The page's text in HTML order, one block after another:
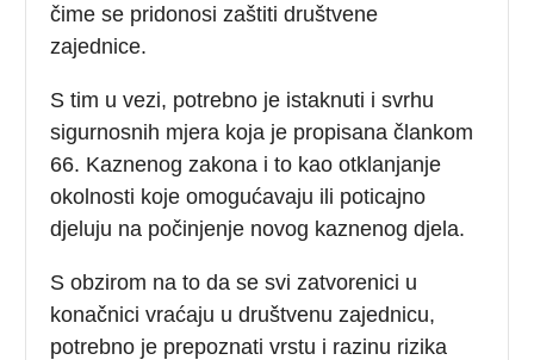
čime se pridonosi zaštiti društvene
zajednice.
S tim u vezi, potrebno je istaknuti i svrhu
sigurnosnih mjera koja je propisana člankom
66. Kaznenog zakona i to kao otklanjanje
okolnosti koje omogućavaju ili poticajno
djeluju na počinjenje novog kaznenog djela.
S obzirom na to da se svi zatvorenici u
konačnici vraćaju u društvenu zajednicu,
potrebno je prepoznati vrstu i razinu rizika